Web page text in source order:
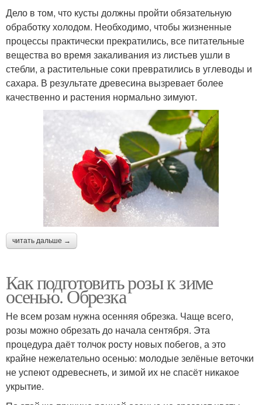
Дело в том, что кусты должны пройти обязательную
обработку холодом. Необходимо, чтобы жизненные
процессы практически прекратились, все питательные
вещества во время закаливания из листьев ушли в
стебли, а растительные соки превратились в углеводы и
сахара. В результате древесина вызревает более
качественно и растения нормально зимуют.
читать дальше →
Как подготовить розы к зиме
осенью. Обрезка
Не всем розам нужна осенняя обрезка. Чаще всего,
розы можно обрезать до начала сентября. Эта
процедура даёт толчок росту новых побегов, а это
крайне нежелательно осенью: молодые зелёные веточки
не успеют одревеснеть, и зимой их не спасёт никакое
укрытие.